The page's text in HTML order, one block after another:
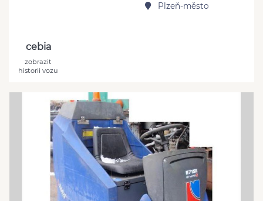
Plzeň-město
cebia
zobrazit
historii vozu